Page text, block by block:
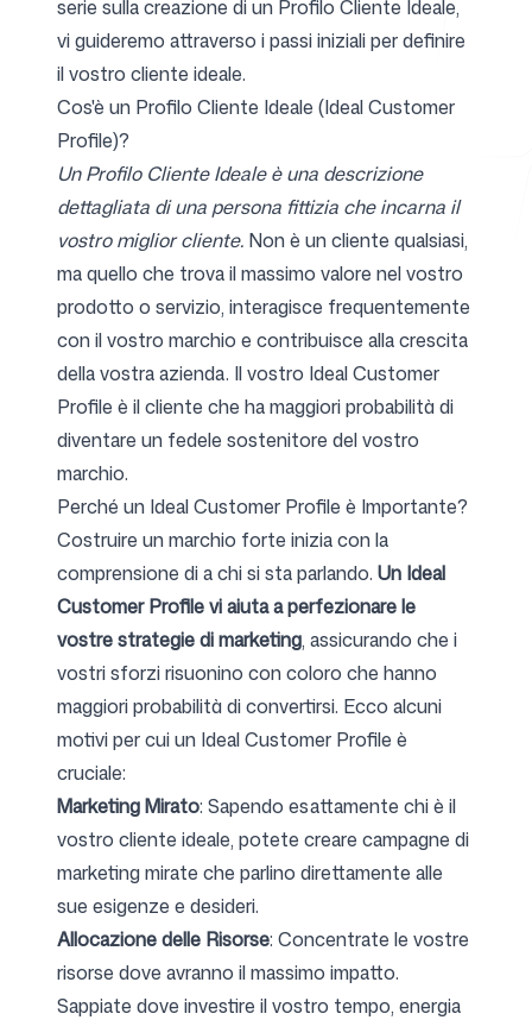
Centro assistenza
Strumenti gratuiti
FAQ
Contatti
Accedi Registrati
Seguici
serie sulla creazione di un Profilo Cliente Ideale,
vi guideremo attraverso i passi iniziali per definire
il vostro cliente ideale.
Cos'è un Profilo Cliente Ideale (Ideal Customer
Profile)?
Un Profilo Cliente Ideale è una descrizione
dettagliata di una persona fittizia che incarna il
vostro miglior cliente. Non è un cliente qualsiasi,
ma quello che trova il massimo valore nel vostro
prodotto o servizio, interagisce frequentemente
con il vostro marchio e contribuisce alla crescita
della vostra azienda. Il vostro Ideal Customer
Profile è il cliente che ha maggiori probabilità di
diventare un fedele sostenitore del vostro
marchio.
Perché un Ideal Customer Profile è Importante?
Costruire un marchio forte inizia con la
comprensione di a chi si sta parlando. Un Ideal
Customer Profile vi aiuta a perfezionare le
vostre strategie di marketing, assicurando che i
vostri sforzi risuonino con coloro che hanno
maggiori probabilità di convertirsi. Ecco alcuni
motivi per cui un Ideal Customer Profile è
cruciale:
Marketing Mirato: Sapendo esattamente chi è il
vostro cliente ideale, potete creare campagne di
marketing mirate che parlino direttamente alle
sue esigenze e desideri.
Allocazione delle Risorse: Concentrate le vostre
risorse dove avranno il massimo impatto.
Sappiate dove investire il vostro tempo, energia